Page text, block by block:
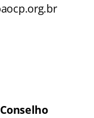
Conselho